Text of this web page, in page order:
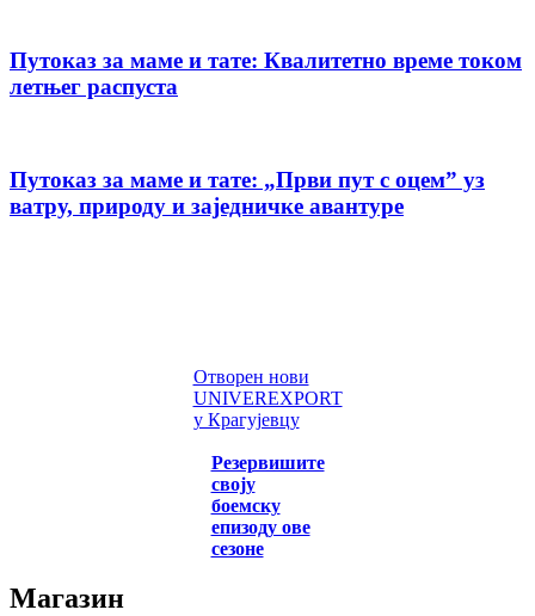
Путоказ за маме и тате: Квалитетно време током
летњег распуста
Путоказ за маме и тате: „Први пут с оцемˮ уз
ватру, природу и заједничке авантуре
Отворен нови
UNIVEREXPORT
у Крагујевцу
Резервишите
своју
боемску
епизоду ове
сезоне
Магазин